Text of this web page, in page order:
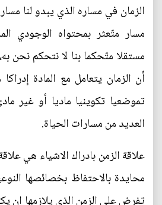
الزمان في مساره الذي يبدو لنا
مسار متّعثر بمحتواه الوجودي
مستقلا متّحكما بنا لا نتحكم نحن
أن الزمان يتعامل مع المادة
تموضعيا تكوينيا ماديا أو غير
العديد من مسارات الحياة.
علاقة الزمن بادراك الاشياء هي
محايدة بالاحتفاظ بخصائصها